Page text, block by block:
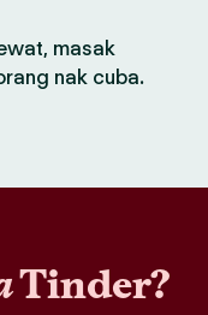
masak
nak cuba.
Tinder?